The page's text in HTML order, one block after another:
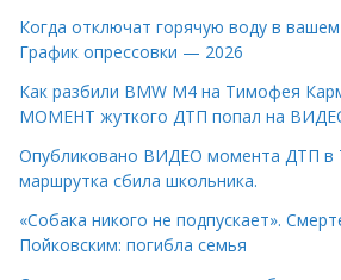
Когда отключат горячую воду в
График опрессовки — 2026
Как разбили BMW M4 на Тимофея
МОМЕНТ жуткого ДТП попал на
Опубликовано ВИДЕО момента ДТП в
маршрутка сбила школьника.
«Собака никого не подпускает».
Пойковским: погибла семья